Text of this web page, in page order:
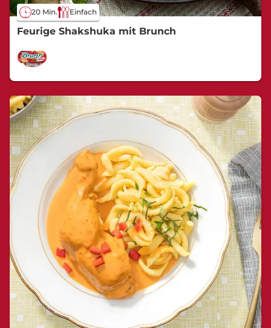
20 Min. Einfach
Feurige Shakshuka mit Brunch